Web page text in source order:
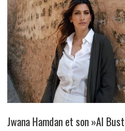
Jwana Hamdan et son »Al